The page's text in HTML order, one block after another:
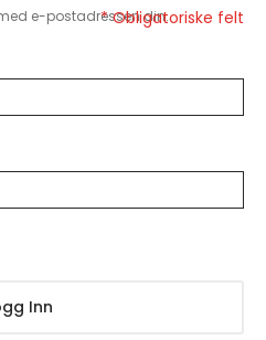
e-postadressen din.
Inn